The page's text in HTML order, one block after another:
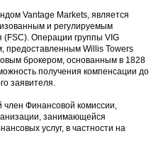
Vantage Markets, является
и регулируемым
Операции группы VIG
Willis Towers
брокером, основанным в 1828
получения компенсации до
заявителя.
Финансовой комиссии,
занимающейся
услуг, в частности на